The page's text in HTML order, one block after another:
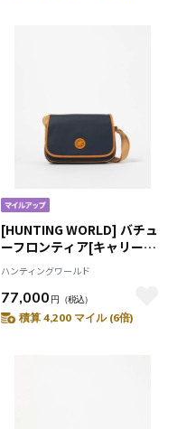
[HUNTING WORLD] バチュ
ーフロンティア[キャリーオ
ールS 2351BFR]ネイビー
6109091578
ハンティングワールド
77,000 円 （税込）
積算 4,200 マイル (6倍)